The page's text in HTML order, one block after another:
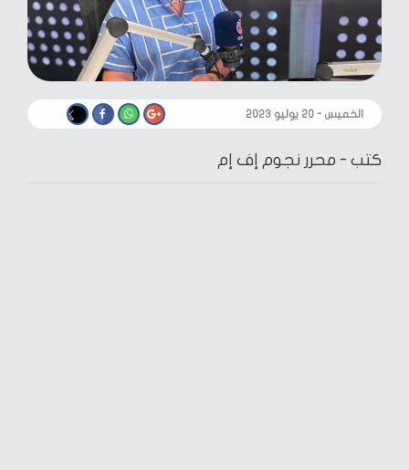
الخميس - ٢٠ يوليو ٢٠٢٣
كتب - محرر نجوم إف إم